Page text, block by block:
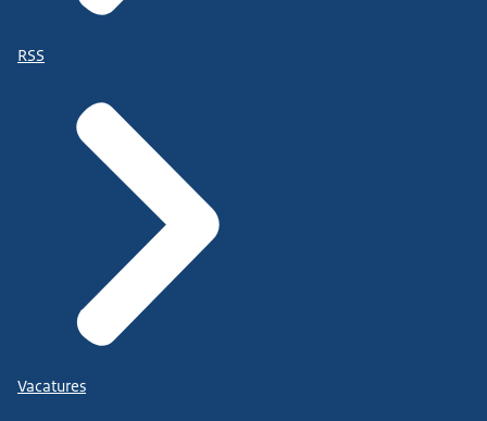
RSS
Vacatures